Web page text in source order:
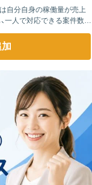
自分自身の稼働量が売上
一人で対応できる案件数に